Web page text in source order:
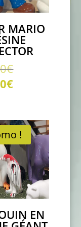
MARIO
€Le
prix
225,00€.
€Le
est :
199,00€.
!
EN